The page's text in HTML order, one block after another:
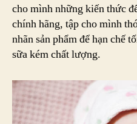
cho mình những kiến thức
chính hãng, tập cho mình
nhãn sản phẩm để hạn chế
sữa kém chất lượng.